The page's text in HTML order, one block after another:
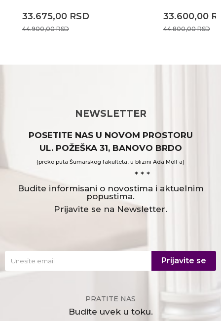
33.675,00 RSD
44.900,00RSD
33.600,00
44.800,00RSD
NEWSLETTER
POSETITE NAS U NOVOM PROSTORU
UL. POŽEŠKA 31, BANOVO BRDO
(preko puta Šumarskog fakulteta, u blizini Ada Moll-a)
* * *
Budite informisani o novostima i aktuelnim
popustima.
Prijavite se na Newsletter.
Prijavite se
PRATITE NAS
Budite uvek u toku.